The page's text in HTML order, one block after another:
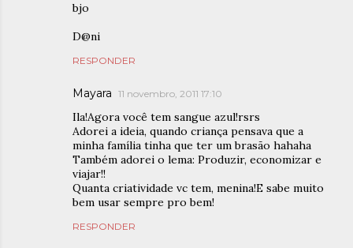
bjo
D@ni
RESPONDER
Mayara 11 novembro, 2011 17:10
Ila!Agora você tem sangue azul!rsrs
Adorei a ideia, quando criança pensava que a
minha família tinha que ter um brasão hahaha
Também adorei o lema: Produzir, economizar e
viajar!!
Quanta criatividade vc tem, menina!E sabe muito
bem usar sempre pro bem!
RESPONDER